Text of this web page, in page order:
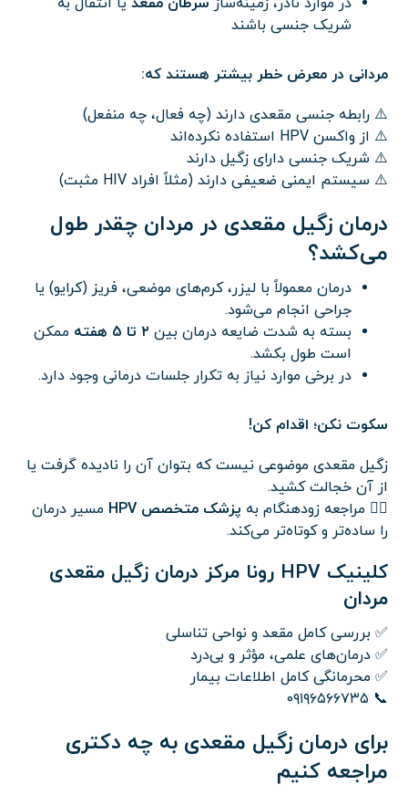
شریک جنسی باشند
مردانی در معرض خطر بیشتر هستند که:
⚠️ رابطه جنسی مقعدی دارند (چه فعال، چه منفعل)
⚠️ از واکسن HPV استفاده نکرده‌اند
⚠️ شریک جنسی دارای زگیل دارند
⚠️ سیستم ایمنی ضعیفی دارند (مثلاً افراد HIV مثبت)
درمان زگیل مقعدی در مردان چقدر طول
می‌کشد؟
درمان معمولاً با لیزر، کرم‌های موضعی، فریز (کرایو) یا
جراحی انجام می‌شود.
بسته به شدت ضایعه درمان بین ۲ تا 5 هفته
ممکن
است طول بکشد.
در برخی موارد نیاز به تکرار جلسات درمانی وجود دارد.
سکوت نکن؛ اقدام کن!
زگیل مقعدی موضوعی نیست که بتوان آن را نادیده گرفت یا
از آن خجالت کشید.
👨‍⚕️ مراجعه زودهنگام به پزشک متخصص HPV
مسیر درمان
را ساده‌تر و کوتاه‌تر می‌کند.
کلینیک HPV رونا مرکز درمان زگیل‌ مقعدی
مردان
✅ بررسی کامل مقعد و نواحی تناسلی
✅ درمان‌های علمی، مؤثر و بی‌درد
✅ محرمانگی کامل اطلاعات بیمار
📞 ۰۹۱۹۶۵۶۶۷۳۵
برای درمان زگیل مقعدی به چه دکتری
مراجعه کنیم